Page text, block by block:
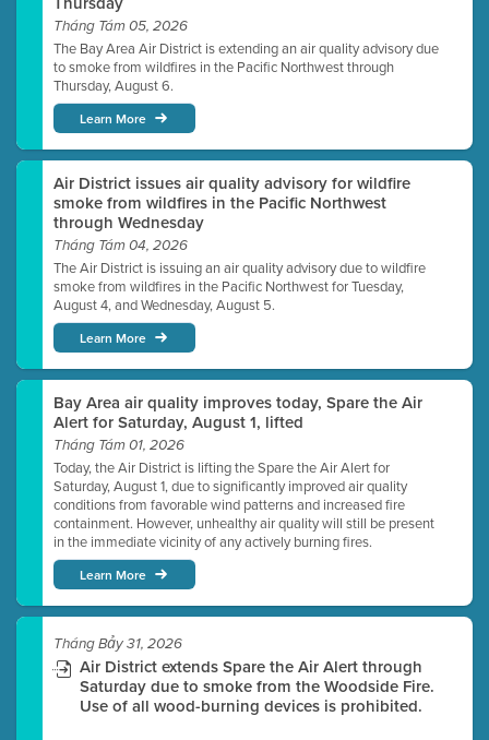
Tháng Tám 05, 2026
The Bay Area Air District is extending an air quality advisory due
to smoke from wildfires in the Pacific Northwest through
Thursday, August 6.
Learn More
Air District issues air quality advisory for wildfire
smoke from wildfires in the Pacific Northwest
through Wednesday
Tháng Tám 04, 2026
The Air District is issuing an air quality advisory due to wildfire
smoke from wildfires in the Pacific Northwest for Tuesday,
August 4, and Wednesday, August 5.
Learn More
Bay Area air quality improves today, Spare the Air
Alert for Saturday, August 1, lifted
Tháng Tám 01, 2026
Today, the Air District is lifting the Spare the Air Alert for
Saturday, August 1, due to significantly improved air quality
conditions from favorable wind patterns and increased fire
containment. However, unhealthy air quality will still be present
in the immediate vicinity of any actively burning fires.
Learn More
Tháng Bảy 31, 2026
Air District extends Spare the Air Alert through
Saturday due to smoke from the Woodside Fire.
Use of all wood-burning devices is prohibited.